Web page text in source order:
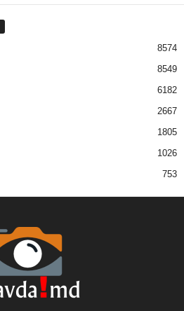
8574
8549
6182
2667
1805
1026
753